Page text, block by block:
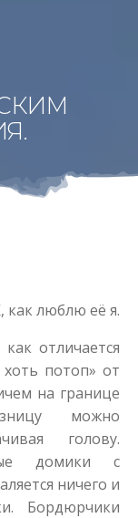
люблю её я.
отличается
потоп» от
на границе
можно
голову.
домики с
ничего и
Бордюрчики